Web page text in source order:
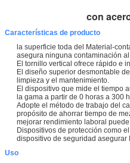
con
Características de producto
la superficie toda del Material-
asegura ninguna contaminación
El tornillo vertical ofrece rápido e
El diseño superior desmontable
limpieza y el mantenimiento.
El dispositivo que mide el tiempo
la gama a partir de 0 horas a 300
Adopte el método de trabajo del
propósito de ahorrar tiempo de
mejorar rendimiento laboral
Dispositivos de protección como
dispositivo de seguridad asegurar
Uso